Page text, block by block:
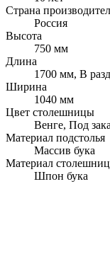
Страна
Россия
Высота
750 мм
Длина
1700 мм, В
Ширина
1040 мм
Цвет столешницы
Венге, Под
Материал подстолья
Массив бука
Материал
Шпон бука